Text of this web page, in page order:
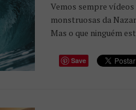
Vemos sempre
monstruosas da
Mas o que ninguém
Save